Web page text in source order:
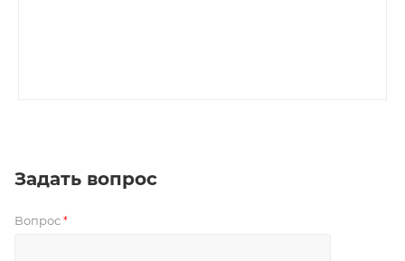
Задать вопрос
Вопрос *